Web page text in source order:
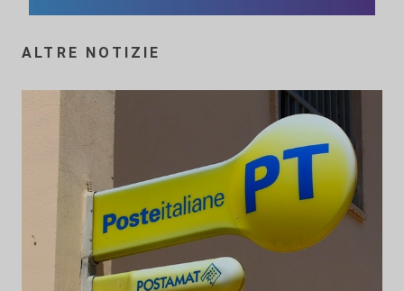
ALTRE NOTIZIE